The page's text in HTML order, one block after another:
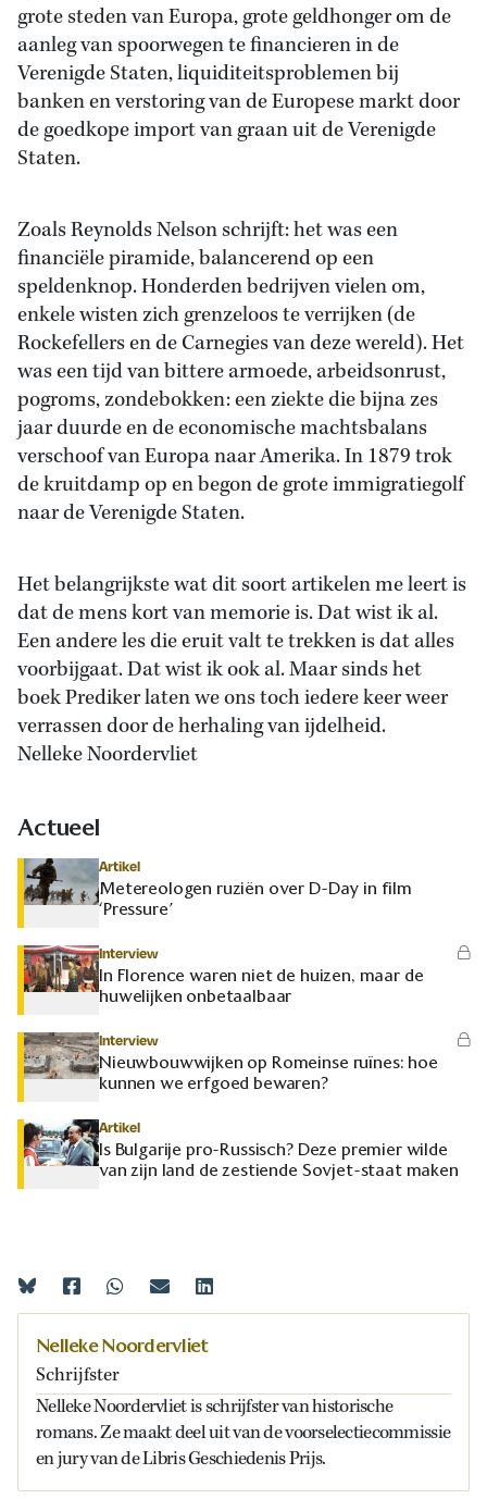
grote steden van Europa, grote geldhonger om de
aanleg van spoorwegen te financieren in de
Verenigde Staten, liquiditeitsproblemen bij
banken en verstoring van de Europese markt door
de goedkope import van graan uit de Verenigde
Staten.
Zoals Reynolds Nelson schrijft: het was een
financiële piramide, balancerend op een
speldenknop. Honderden bedrijven vielen om,
enkele wisten zich grenzeloos te verrijken (de
Rockefellers en de Carnegies van deze wereld). Het
was een tijd van bittere armoede, arbeidsonrust,
pogroms, zondebokken: een ziekte die bijna zes
jaar duurde en de economische machtsbalans
verschoof van Europa naar Amerika. In 1879 trok
de kruitdamp op en begon de grote immigratiegolf
naar de Verenigde Staten.
Het belangrijkste wat dit soort artikelen me leert is
dat de mens kort van memorie is. Dat wist ik al.
Een andere les die eruit valt te trekken is dat alles
voorbijgaat. Dat wist ik ook al. Maar sinds het
boek Prediker laten we ons toch iedere keer weer
verrassen door de herhaling van ijdelheid.
Nelleke Noordervliet
Actueel
Artikel
Metereologen ruziën over D-Day in film
‘Pressure’
Interview
In Florence waren niet de huizen, maar de
huwelijken onbetaalbaar
Interview
Nieuwbouwwijken op Romeinse ruïnes: hoe
kunnen we erfgoed bewaren?
Artikel
Is Bulgarije pro-Russisch? Deze premier wilde
van zijn land de zestiende Sovjet-staat maken
Nelleke Noordervliet
Schrijfster
Nelleke Noordervliet is schrijfster van historische
romans. Ze maakt deel uit van de voorselectiecommissie
en jury van de Libris Geschiedenis Prijs.